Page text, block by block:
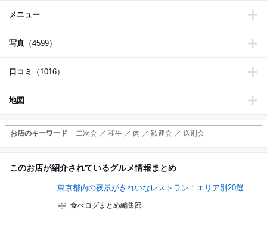
メニュー
写真 （4599）
口コミ （1016）
地図
お店のキーワード 二次会 ／ 和牛 ／ 肉 ／ 歓迎会 ／ 送別会
このお店が紹介されているグルメ情報まとめ
東京都内の夜景がきれいなレストラン！エリア別20選
食べログまとめ編集部